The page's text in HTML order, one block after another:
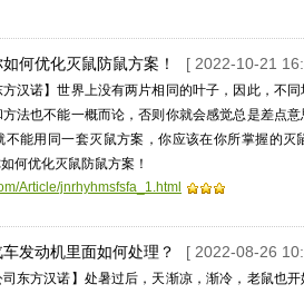
何优化灭鼠防鼠方案！ [ 2022-10-21
方汉诺】世界上没有两片相同的叶子，因此，不
法也不能一概而论，否则你就会感觉总是差点
不能用同一套灭鼠方案，你应该在你所掌握的
何优化灭鼠防鼠方案！
Article/jnrhyhmsfsfa_1.html
发动机里面如何处理？ [ 2022-08-26
司东方汉诺】处暑过后，天渐凉，渐冷，老鼠也